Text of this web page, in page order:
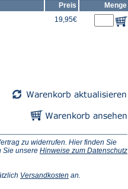
Preis
Menge
19,95€
zu widerrufen. Hier finden Sie
Sie unsere Hinweise zum Datenschutz
Versandkosten (Öffnet
an.